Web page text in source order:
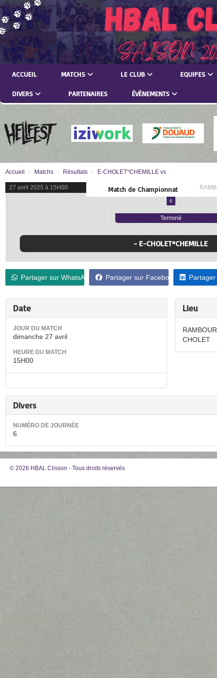
ACCUEIL MATCHS LE CLUB EQUIPES
DIVERS PARTENAIRES ÉVÈNEMENTS
Accueil Matchs Résultats E-CHOLET*CHEMILLE vs
27 avril 2025 à 15H00 Match de Championnat
6
Terminé
- E-CHOLET*CHEMILLE
Partager sur WhatsApp Partager sur Facebook
Date
JOUR DU MATCH
dimanche 27 avril
HEURE DU MATCH
15H00
Lieu
CHOLET
Divers
NUMÉRO DE JOURNÉE
6
© 2026 HBAL Clisson - Tous droits réservés
Panneau de gestion des cookies